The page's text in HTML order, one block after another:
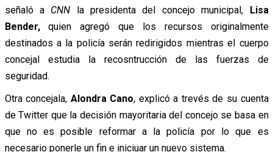
señaló a CNN la presidenta del concejo municipal, Lisa
Bender,quien agregó que los recursos originalmente
destinados a la policía serán redirigidos mientras el cuerpo
concejal estudia la recosntrucción de las fuerzas de
seguridad.
Otra concejala, Alondra Cano, explicó a trevés de su cuenta
de Twitter que la decisión mayoritaria del concejo se basa en
que no es posible reformar a la policía por lo que es
necesario ponerle un fin e iniciuar un nuevo sistema.